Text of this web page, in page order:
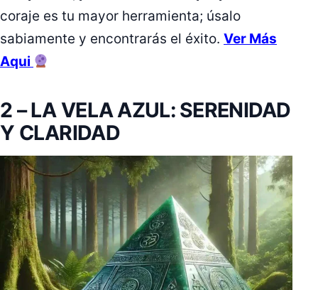
coraje es tu mayor herramienta; úsalo
sabiamente y encontrarás el éxito. Ver Más
Aqui
2 – LA VELA AZUL: SERENIDAD
Y CLARIDAD